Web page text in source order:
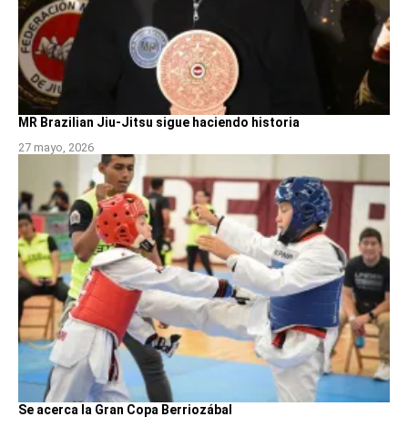
MR Brazilian Jiu-Jitsu sigue haciendo historia
27 mayo, 2026
Se acerca la Gran Copa Berriozábal